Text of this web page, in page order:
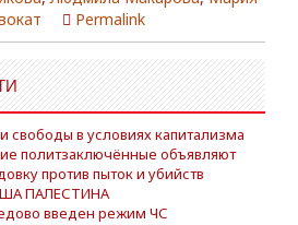
Permalink
свободы в условиях капитализма
политзаключённые объявляют
против пыток и убийств
ПАЛЕСТИНА
введен режим ЧС